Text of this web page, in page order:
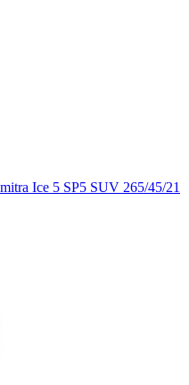
Ice 5 SP5 SUV 265/45/21